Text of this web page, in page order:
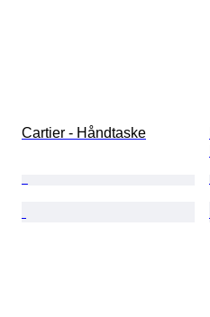
Cartier - Håndtaske